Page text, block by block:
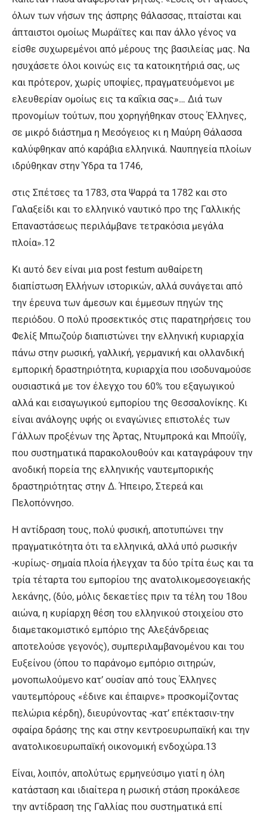
όλων των νήσων της άσπρης θάλασσας, πταίσται και
άπταιστοι ομοίως Μωράϊτες και παν άλλο γένος να
είσθε συχωρεμένοι από μέρους της βασιλείας μας. Να
ησυχάσετε όλοι κοινώς εις τα κατοικητήριά σας, ως
και πρότερον, χωρίς υποψίες, πραγματευόμενοι με
ελευθερίαν ομοίως εις τα καΐκια σας»… Διά των
προνομίων τούτων, που χορηγήθηκαν στους Έλληνες,
σε μικρό διάστημα η Μεσόγειος κι η Μαύρη Θάλασσα
καλύφθηκαν από καράβια ελληνικά. Ναυπηγεία πλοίων
ιδρύθηκαν στην Ύδρα τα 1746,
στις Σπέτσες τα 1783, στα Ψαρρά τα 1782 και στο
Γαλαξείδι και το ελληνικό ναυτικό προ της Γαλλικής
Επαναστάσεως περιλάμβανε τετρακόσια μεγάλα
πλοία».12
Κι αυτό δεν είναι μια post festum αυθαίρετη
διαπίστωση Ελλήνων ιστορικών, αλλά συνάγεται από
την έρευνα των άμεσων και έμμεσων πηγών της
περιόδου. Ο πολύ προσεκτικός στις παρατηρήσεις του
Φελίξ Μπωζούρ διαπιστώνει την ελληνική κυριαρχία
πάνω στην ρωσική, γαλλική, γερμανική και ολλανδική
εμπορική δραστηριότητα, κυριαρχία που ισοδυναμούσε
ουσιαστικά με τον έλεγχο του 60% του εξαγωγικού
αλλά και εισαγωγικού εμπορίου της Θεσσαλονίκης. Κι
είναι ανάλογης υφής οι εναγώνιες επιστολές των
Γάλλων προξένων της Άρτας, Ντυμπροκά και Μπούΐγ,
που συστηματικά παρακολουθούν και καταγράφουν την
ανοδική πορεία της ελληνικής ναυτεμπορικής
δραστηριότητας στην Δ. Ήπειρο, Στερεά και
Πελοπόννησο.
Η αντίδραση τους, πολύ φυσική, αποτυπώνει την
πραγματικότητα ότι τα ελληνικά, αλλά υπό ρωσικήν
-κυρίως- σημαία πλοία ήλεγχαν τα δύο τρίτα έως και τα
τρία τέταρτα του εμπορίου της ανατολικομεσογειακής
λεκάνης, (δύο, μόλις δεκαετίες πριν τα τέλη του 18ου
αιώνα, η κυρίαρχη θέση του ελληνικού στοιχείου στο
διαμετακομιστικό εμπόριο της Αλεξάνδρειας
αποτελούσε γεγονός), συμπεριλαμβανομένου και του
Ευξείνου (όπου το παράνομο εμπόριο σιτηρών,
μονοπωλούμενο κατ’ ουσίαν από τους Έλληνες
ναυτεμπόρους «έδινε και έπαιρνε» προσκομίζοντας
πελώρια κέρδη), διευρύνοντας -κατ’ επέκτασιν-την
σφαίρα δράσης της και στην κεντροευρωπαϊκή και την
ανατολικοευρωπαϊκή οικονομική ενδοχώρα.13
Είναι, λοιπόν, απολύτως ερμηνεύσιμο γιατί η όλη
κατάσταση και ιδιαίτερα η ρωσική στάση προκάλεσε
την αντίδραση της Γαλλίας που συστηματικά επί